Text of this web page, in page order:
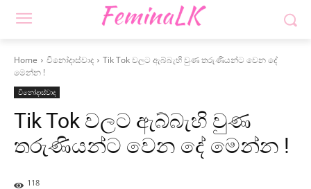
Home විනෝදාස්වාද
Tik Tok වලට ඇබ්බැහි වුණ තරුණියන්ට වෙන දේ
මෙන්න !
විනෝදාස්වාද
Tik Tok වලට ඇබ්බැහි වුණ
තරුණියන්ට වෙන දේ මෙන්න !
118